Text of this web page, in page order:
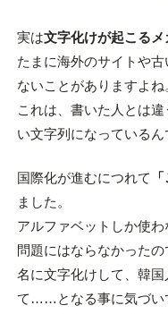
実は文字化けが起こるメ
たまに海外のサイトや
ないことがありますよね
これは、書いた人とは
い文字列になっているん
国際化が進むにつれて
ました。
アルファベットしか使
問題にはならなかった
名に文字化けして、韓
て……となる事に気づい